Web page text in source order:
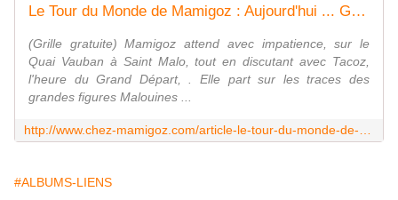
Le Tour du Monde de Mamigoz : Aujourd'hui ... Grand Départ. - Chez Mamigoz
(Grille gratuite) Mamigoz attend avec impatience, sur le
Quai Vauban à Saint Malo, tout en discutant avec Tacoz,
l'heure du Grand Départ, . Elle part sur les traces des
grandes figures Malouines ...
#ALBUMS-LIENS